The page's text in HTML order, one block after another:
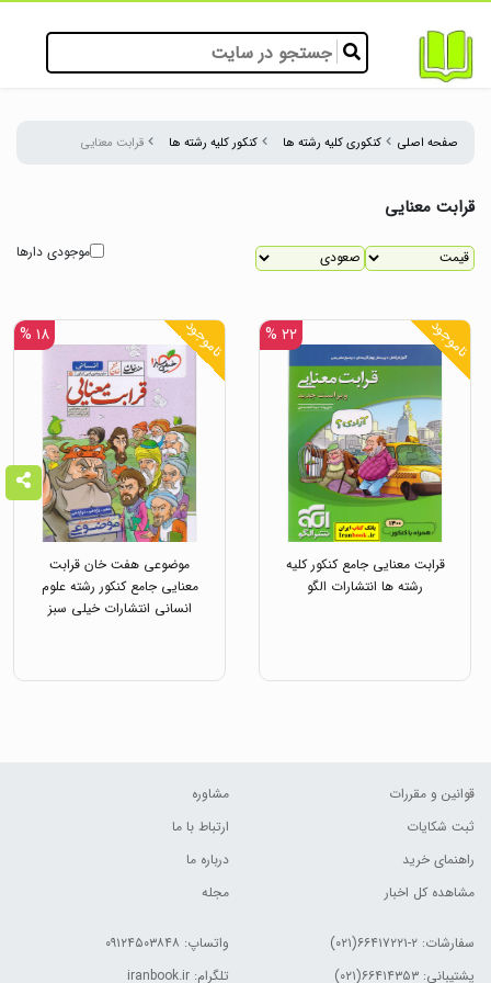
صفحه اصلی کنکوری کلیه رشته ها کنکور کلیه رشته ها قرابت معنایی
قرابت معنایی
موجودی دارها
ناموجود ۲۲ %
قرابت معنایی جامع کنکور کلیه
رشته ها انتشارات الگو
ناموجود ۱۸ %
موضوعی هفت خان قرابت
معنایی جامع کنکور رشته علوم
انسانی انتشارات خیلی سبز
قوانین و مقررات
ثبت شکایات
راهنمای خرید
مشاهده کل اخبار
مشاوره
ارتباط با ما
درباره ما
مجله
سفارشات: ۲-۶۶۴۱۷۲۲۱(۰۲۱)
پشتیبانی: ۶۶۴۱۴۳۵۳(۰۲۱)
واتساپ: ۰۹۱۲۴۵۰۳۸۴۸
تلگرام: iranbook.ir